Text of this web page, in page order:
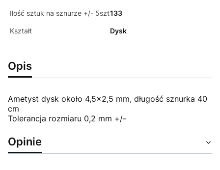
Ilość sztuk na sznurze +/- 5szt133
Kształt Dysk
Opis
Ametyst dysk około 4,5x2,5 mm, długość sznurka 40
cm
Tolerancja rozmiaru 0,2 mm +/-
Opinie